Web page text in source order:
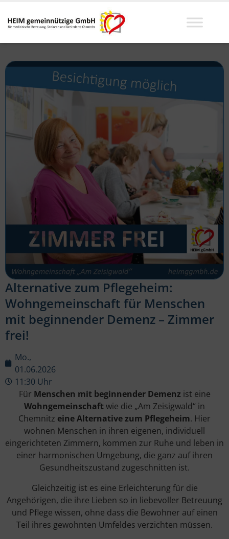
Alternative zum Pflegeheim:
Wohngemeinschaft für Menschen
mit beginnender Demenz – Zimmer
frei!
Mo.,
01.06.2026
11:30 Uhr
Für Menschen mit beginnender Demenz ist eine
Wohngemeinschaftwie die „Am Zeisigwald“ in
Chemnitz eine Alternative zum Pflegeheim. Hier
wohnen Menschen in ihren eigenen, individuell
eingerichteten Zimmern, kommen zur Ruhe und leben in
einer harmonischen Umgebung, die ganz auf ihren
Gesundheitszustand zugeschnitten ist.
Gleichzeitig ist es eine Erleichterung für die
Angehörigen, die ihre Lieben so in liebevoller Betreuung
und Pflege wissen, ohne dass die Bewohner auf einen
Teil ihres gewohnten Umfeldes verzichten müssen.